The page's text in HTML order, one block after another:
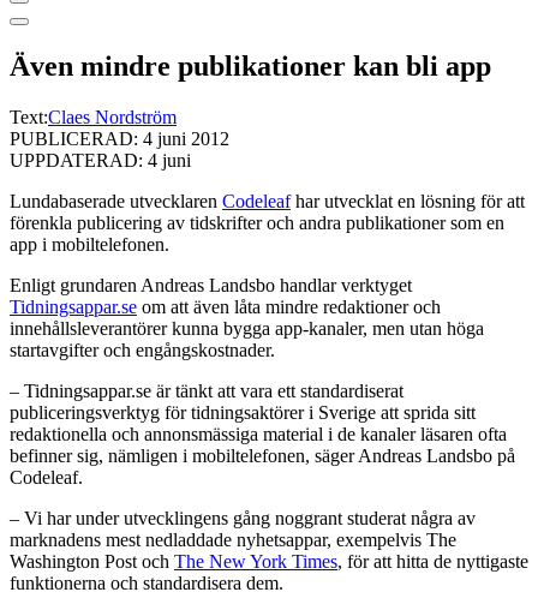
Även mindre publikationer kan bli app
Text:Claes Nordström
PUBLICERAD: 4 juni 2012
UPPDATERAD: 4 juni
Lundabaserade utvecklaren Codeleafhar utvecklat en lösning för att
förenkla publicering av tidskrifter och andra publikationer som en
app i mobiltelefonen.
Enligt grundaren Andreas Landsbo handlar verktyget
Tidningsappar.se om att även låta mindre redaktioner och
innehållsleverantörer kunna bygga app-kanaler, men utan höga
startavgifter och engångskostnader.
– Tidningsappar.se är tänkt att vara ett standardiserat
publiceringsverktyg för tidningsaktörer i Sverige att sprida sitt
redaktionella och annonsmässiga material i de kanaler läsaren ofta
befinner sig, nämligen i mobiltelefonen, säger Andreas Landsbo på
Codeleaf.
– Vi har under utvecklingens gång noggrant studerat några av
marknadens mest nedladdade nyhetsappar, exempelvis The
Washington Post och The New York Times, för att hitta de nyttigaste
funktionerna och standardisera dem.